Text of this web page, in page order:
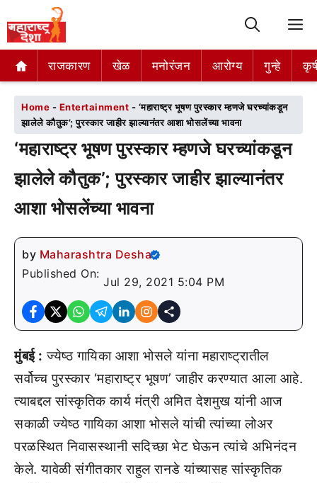
राजकारण खेळ मनोरंजन आरोग्य गुन्हे
राजकारण खेळ मनोरंजन आरोग्य गुन्हे
Home - Entertainment - ‘महाराष्ट्र भूषण पुरस्कार म्हणजे घरच्यांकडून
झालेले कौतुक’; पुरस्कार जाहीर झाल्यानंतर आशा भोसलेंच्या भावना
‘महाराष्ट्र भूषण पुरस्कार म्हणजे घरच्यांकडून
झालेले कौतुक’; पुरस्कार जाहीर झाल्यानंतर
आशा भोसलेंच्या भावना
by Maharashtra Desha
Published On:
Jul 29, 2021 5:04 PM
मुंबई : ज्येष्ठ गायिका आशा भोसले यांना महाराष्ट्रातील
सर्वोच्च पुरस्कार ‘महाराष्ट्र भूषण’ जाहीर करण्यात आला आहे.
त्याबद्दल सांस्कृतिक कार्य मंत्री अमित देशमुख यांनी आज
सकाळी ज्येष्ठ गायिका आशा भोसले यांची त्यांच्या लोअर
परळस्थित निवासस्थानी सदिच्छा भेट घेऊन त्यांचे अभिनंदन
केले. यावेळी संगीतकार राहुल रानडे यांच्यासह सांस्कृतिक